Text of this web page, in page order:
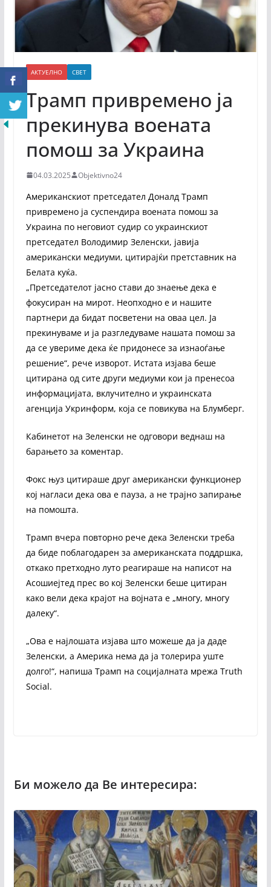
АКТУЕЛНО СВЕТ
Трамп привремено ја
прекинува воената
помош за Украина
04.03.2025 Objektivno24
Американскиот претседател Доналд Трамп
привремено ја суспендира воената помош за
Украина по неговиот судир со украинскиот
претседател Володимир Зеленски, јавија
американски медиуми, цитирајќи претставник на
Белата куќа.
„Претседателот јасно стави до знаење дека е
фокусиран на мирот. Неопходно е и нашите
партнери да бидат посветени на оваа цел. Ја
прекинуваме и ја разгледуваме нашата помош за
да се увериме дека ќе придонесе за изнаоѓање
решение“, рече изворот. Истата изјава беше
цитирана од сите други медиуми кои ја пренесоа
информацијата, вклучително и украинската
агенција Укринформ, која се повикува на Блумберг.
Кабинетот на Зеленски не одговори веднаш на
барањето за коментар.
Фокс њуз цитираше друг американски функционер
кој нагласи дека ова е пауза, а не трајно запирање
на помошта.
Трамп вчера повторно рече дека Зеленски треба
да биде поблагодарен за американската поддршка,
откако претходно луто реагираше на написот на
Асошиејтед прес во кој Зеленски беше цитиран
како вели дека крајот на војната е „многу, многу
далеку“.
„Ова е најлошата изјава што можеше да ја даде
Зеленски, а Америка нема да ја толерира уште
долго!“, напиша Трамп на социјалната мрежа Truth
Social.